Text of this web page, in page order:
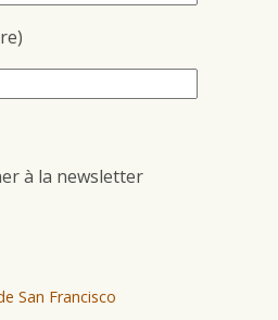
à la newsletter
San Francisco